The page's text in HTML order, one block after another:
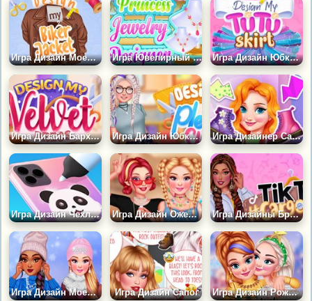
Игра Дизайн Моей Байкерской Куртки Игра Ювелирный Дизайнер Игра Дизайн Юбки-пачки
Игра Дизайн Бархатного Платья Игра Дизайн Юбки со Складками Игра Дизайнер Сапог Своими Руками
Игра Дизайн Чехла для Телефона Игра Дизайн Ожерелья Игра Дизайны Брюков Карго
Игра Дизайн Моей Зимней Шапки Игра Дизайн Сапог Игра Дизайн Рождественского Свитера